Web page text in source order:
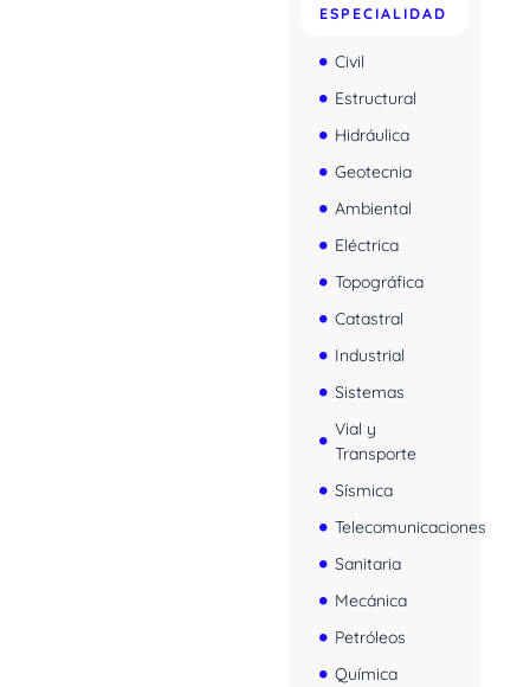
ESPECIALIDAD
Civil
Estructural
Hidráulica
Geotecnia
Ambiental
Eléctrica
Topográfica
Catastral
Industrial
Sistemas
Vial y
Transporte
Sísmica
Telecomunicaciones
Sanitaria
Mecánica
Petróleos
Química